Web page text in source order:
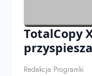
TotalCopy
Redakcja Programki